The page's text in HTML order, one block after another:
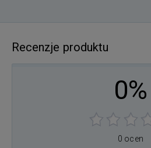
Recenzje produktu
0%
0 ocen